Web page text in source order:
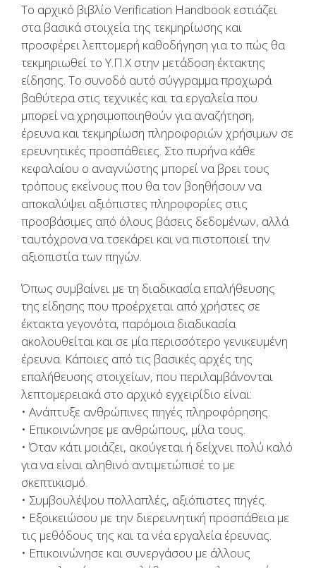
Το αρχικό βιβλίο Verification Handbook εστιάζει
στα βασικά στοιχεία της τεκμηρίωσης και
προσφέρει λεπτομερή καθοδήγηση για το πώς θα
τεκμηριωθεί το Υ.Π.Χ στην μετάδοση έκτακτης
είδησης. Το συνοδό αυτό σύγγραμμα προχωρά
βαθύτερα στις τεχνικές και τα εργαλεία που
μπορεί να χρησιμοποιηθούν για αναζήτηση,
έρευνα και τεκμηρίωση πληροφοριών χρήσιμων σε
ερευνητικές προσπάθειες. Στο πυρήνα κάθε
κεφαλαίου ο αναγνώστης μπορεί να βρει τους
τρόπους εκείνους που θα τον βοηθήσουν να
αποκαλύψει αξιόπιστες πληροφορίες στις
προσβάσιμες από όλους βάσεις δεδομένων, αλλά
ταυτόχρονα να τσεκάρει και να πιστοποιεί την
αξιοπιστία των πηγών.
Όπως συμβαίνει με τη διαδικασία επαλήθευσης
της είδησης που προέρχεται από χρήστες σε
έκτακτα γεγονότα, παρόμοια διαδικασία
ακολουθείται και σε μία περισσότερο γενικευμένη
έρευνα. Κάποιες από τις βασικές αρχές της
επαλήθευσης στοιχείων, που περιλαμβάνονται
λεπτομερειακά στο αρχικό εγχειρίδιο είναι:
• Ανάπτυξε ανθρώπινες πηγές πληροφόρησης.
• Επικοινώνησε με ανθρώπους, μίλα τους.
• Όταν κάτι μοιάζει, ακούγεται ή δείχνει πολύ καλό
για να είναι αληθινό αντιμετώπισέ το με
σκεπτικισμό.
• Συμβουλέψου πολλαπλές, αξιόπιστες πηγές.
• Εξοικειώσου με την διερευνητική προσπάθεια με
τις μεθόδους της και τα νέα εργαλεία έρευνας.
• Επικοινώνησε και συνεργάσου με άλλους